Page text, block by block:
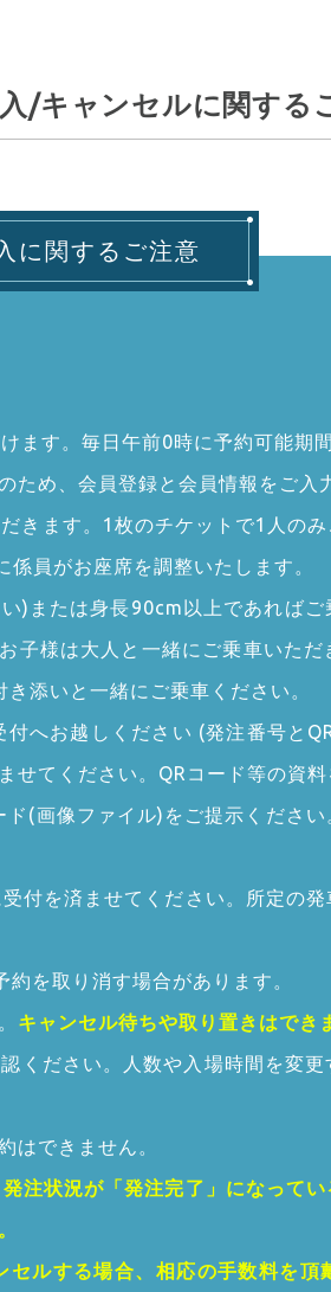
/キャンセルに関する
に関するご注意
ます。毎日午前0時に予約可能期
め、会員登録と会員情報をご入
きます。1枚のチケットで1人の
員がお座席を調整いたします。
)または身長90cm以上であれば
子様は大人と一緒にご乗車いた
添いと一緒にご乗車ください。
へお越しください (発注番号と
てください。QRコード等の資
(画像ファイル)をご提示くださ
付を済ませてください。所定の
を取り消す場合があります。
キャンセル待ちや取り置きはでき
ください。人数や入場時間を変
はできません。
注状況が「発注完了」になって
ルする場合、相応の手数料を頂